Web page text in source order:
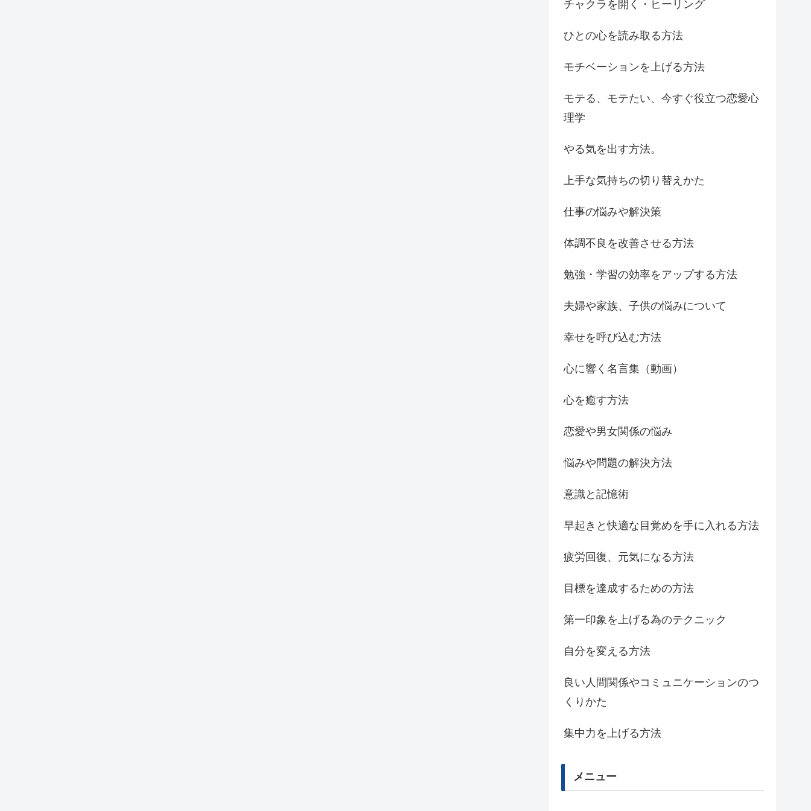
チャクラを開く・ヒーリング
ひとの心を読み取る方法
モチベーションを上げる方法
モテる、モテたい、今すぐ役立つ恋愛心
理学
やる気を出す方法。
上手な気持ちの切り替えかた
仕事の悩みや解決策
体調不良を改善させる方法
勉強・学習の効率をアップする方法
夫婦や家族、子供の悩みについて
幸せを呼び込む方法
心に響く名言集（動画）
心を癒す方法
恋愛や男女関係の悩み
悩みや問題の解決方法
意識と記憶術
早起きと快適な目覚めを手に入れる方法
疲労回復、元気になる方法
目標を達成するための方法
第一印象を上げる為のテクニック
自分を変える方法
良い人間関係やコミュニケーションのつ
くりかた
集中力を上げる方法
メニュー